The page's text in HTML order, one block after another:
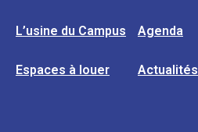
L’usine du Campus Agenda
Espaces à louer Actualités